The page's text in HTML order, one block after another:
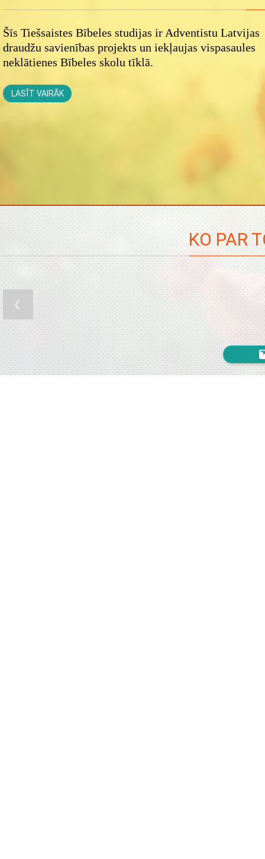
Šīs Tiešsaistes Bībeles studijas ir Adventistu Latvijas
draudžu savienības projekts un iekļaujas vispasaules
neklātienes Bībeles skolu tīklā.
LASĪT VAIRĀK
KO PAR
Esi